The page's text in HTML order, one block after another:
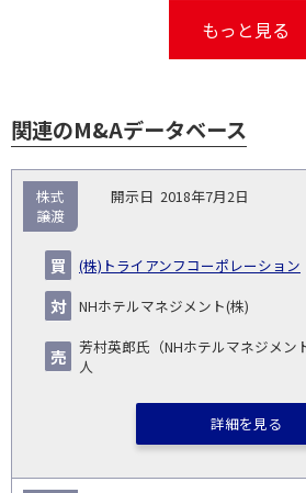
もっと見る
関連のM&Aデータベース
示
い
企
業・
事業
り
種
キー
ム
2018年7月2日
(株)トライアンフコーポレーション
NHホテルマネジメント(株)
芳村英郎氏（NHホテルマネジメン
人
株式
譲渡
詳細を見る